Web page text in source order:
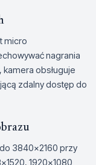
micro
nagrania
obsługuje
zdalny dostęp do
3840×2160 przy
1920×1080